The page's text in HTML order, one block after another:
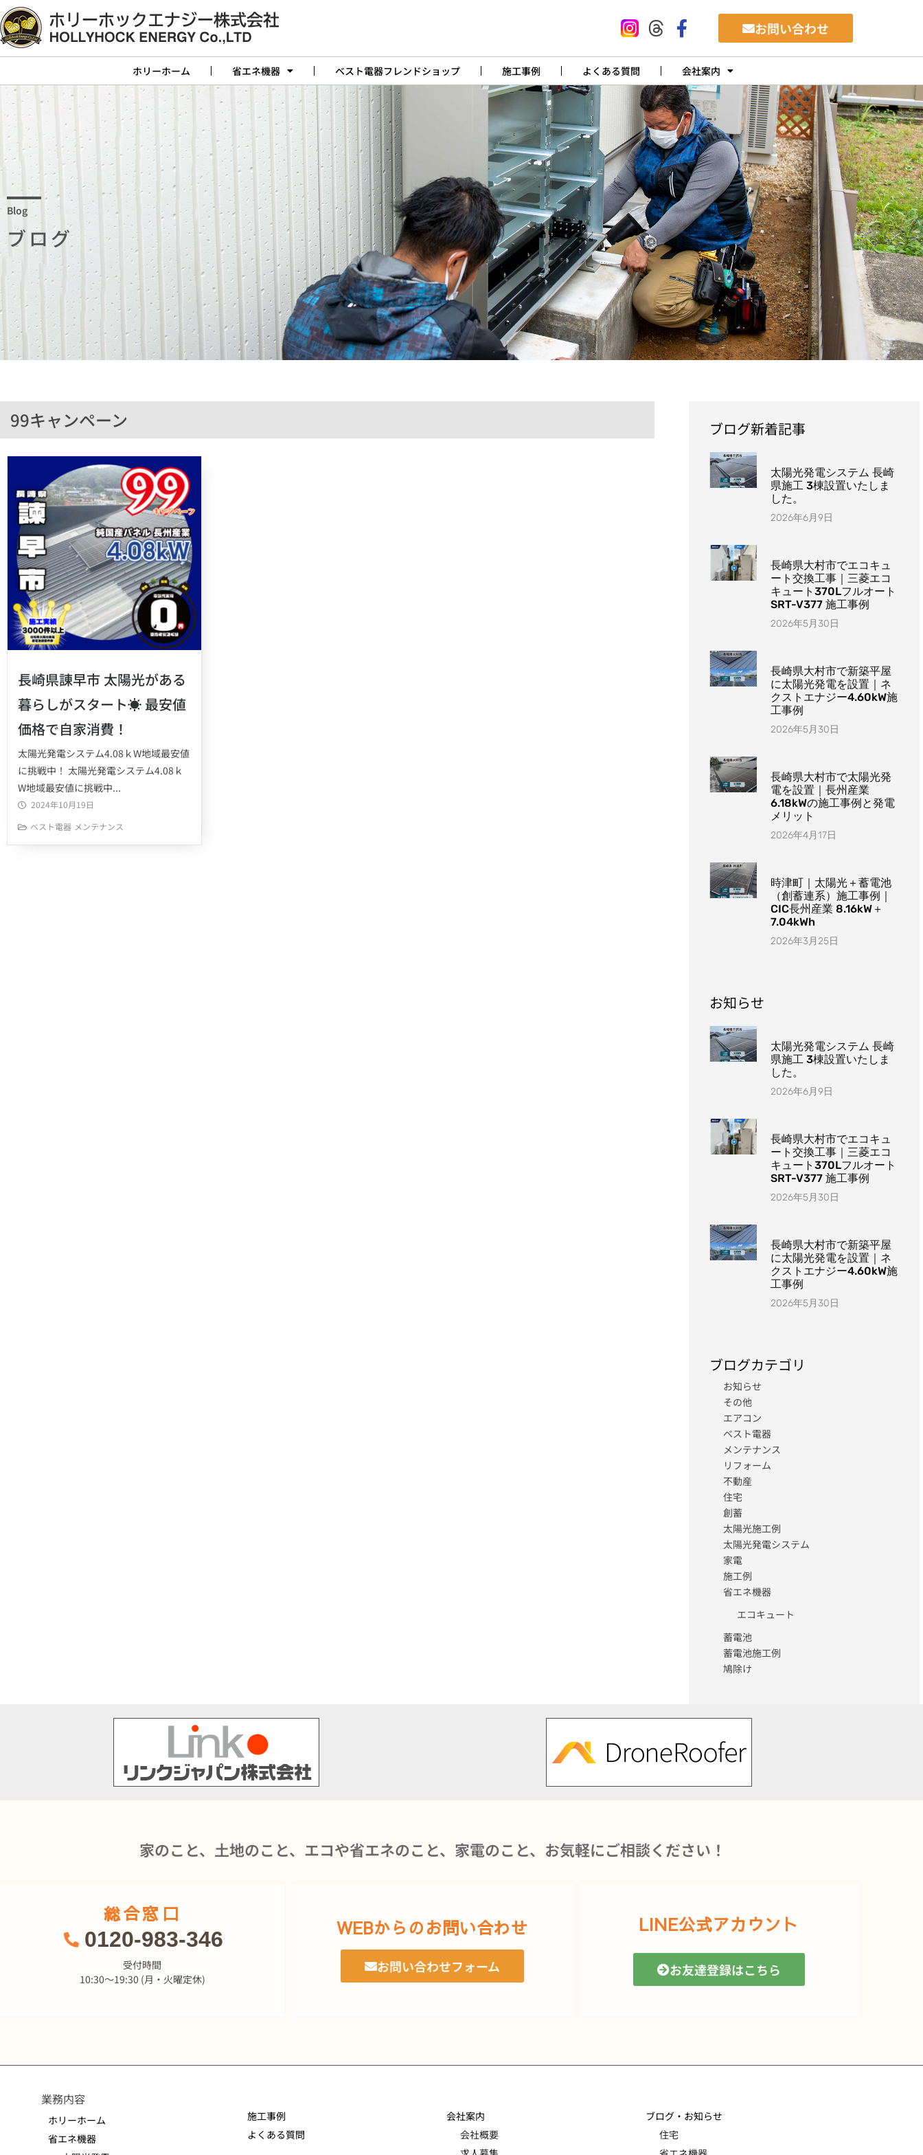
お問い合わせ
ホリーホーム 省エネ機器 ベスト電器フレンドショップ 施工事例 よくある質問 会社案内
Blog
ブログ
99キャンペーン
長崎県諌早市 太陽光がある
暮らしがスタート☀ 最安値
価格で自家消費！
太陽光発電システム4.08ｋW地域最安値
に挑戦中！ 太陽光発電システム4.08ｋ
W地域最安値に挑戦中...
2024年10月19日
ベスト電器 メンテナンス
ブログ新着記事
太陽光発電システム 長崎
県施工 3棟設置いたしま
した。
2026年6月9日
長崎県大村市でエコキュ
ート交換工事｜三菱エコ
キュート370Lフルオート
SRT-V377 施工事例
2026年5月30日
長崎県大村市で新築平屋
に太陽光発電を設置｜ネ
クストエナジー4.60kW施
工事例
2026年5月30日
長崎県大村市で太陽光発
電を設置｜長州産業
6.18kWの施工事例と発電
メリット
2026年4月17日
時津町｜太陽光＋蓄電池
（創蓄連系）施工事例｜
CIC長州産業 8.16kW＋
7.04kWh
2026年3月25日
お知らせ
太陽光発電システム 長崎
県施工 3棟設置いたしま
した。
2026年6月9日
長崎県大村市でエコキュ
ート交換工事｜三菱エコ
キュート370Lフルオート
SRT-V377 施工事例
2026年5月30日
長崎県大村市で新築平屋
に太陽光発電を設置｜ネ
クストエナジー4.60kW施
工事例
2026年5月30日
ブログカテゴリ
お知らせ
その他
エアコン
ベスト電器
メンテナンス
リフォーム
不動産
住宅
創蓄
太陽光施工例
太陽光発電システム
家電
施工例
省エネ機器
エコキュート
蓄電池
蓄電池施工例
鳩除け
家のこと、土地のこと、エコや省エネのこと、家電のこと、お気軽にご相談ください！
総合窓口
0120-983-346
受付時間
10:30～19:30 (月・火曜定休)
WEBからのお問い合わせ
お問い合わせフォーム
LINE公式アカウント
お友達登録はこちら
業務内容
ホリーホーム
省エネ機器
施工事例
よくある質問
会社案内
会社概要
ブログ・お知らせ
住宅